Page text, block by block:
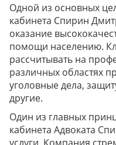
Одной из основных
кабинета Спирин
оказание
помощи населению.
рассчитывать на
различных областях
уголовные дела,
другие.
Один из главных
кабинета Адвоката